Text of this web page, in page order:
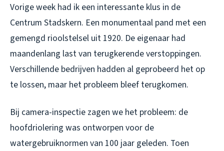
Vorige week had ik een interessante klus in de
Centrum Stadskern. Een monumentaal pand met een
gemengd rioolstelsel uit 1920. De eigenaar had
maandenlang last van terugkerende verstoppingen.
Verschillende bedrijven hadden al geprobeerd het op
te lossen, maar het probleem bleef terugkomen.
Bij camera-inspectie zagen we het probleem: de
hoofdriolering was ontworpen voor de
watergebruiknormen van 100 jaar geleden. Toen